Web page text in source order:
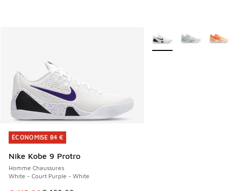
ÉCONOMISE 84 €
Nike Kobe 9 Protro
Homme Chaussures
White - Court Purple - White
ÉCONOMISE 84 €
Plus de couleurs